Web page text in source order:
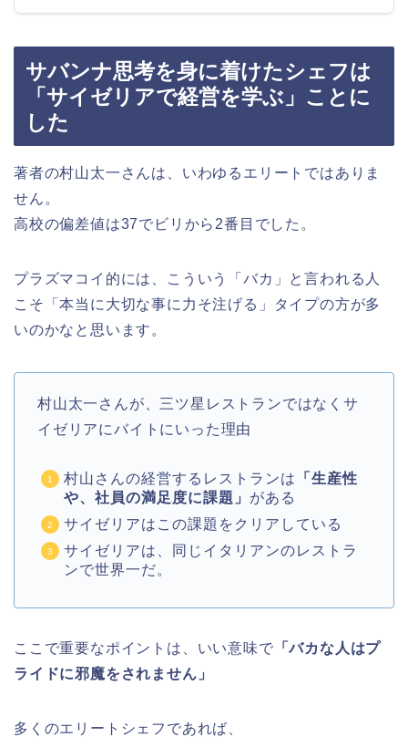
サバンナ思考を身に着けたシェフは
「サイゼリアで経営を学ぶ」ことに
した
著者の村山太一さんは、いわゆるエリートではありま
せん。
高校の偏差値は37でビリから2番目でした。
プラズマコイ的には、こういう「バカ」と言われる人
こそ「本当に大切な事に力そ注げる」タイプの方が多
いのかなと思います。
村山太一さんが、三ツ星レストランではなくサ
イゼリアにバイトにいった理由
村山さんの経営するレストランは
「生産性
や、社員の満足度に課題」 がある
サイゼリアはこの課題をクリアしている
サイゼリアは、同じイタリアンのレストラ
ンで世界一だ。
ここで重要なポイントは、いい意味で 「バカな人はプ
ライドに邪魔をされません」
多くのエリートシェフであれば、